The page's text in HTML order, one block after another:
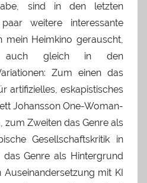
sind in den letzten
weitere interessante
mein Heimkino gerauscht,
gleich in den
Zum einen das
artifizielles, eskapistisches
Johansson One-Woman-
, zum Zweiten das Genre als
Gesellschaftskritik in
Genre als Hintergrund
mit KI